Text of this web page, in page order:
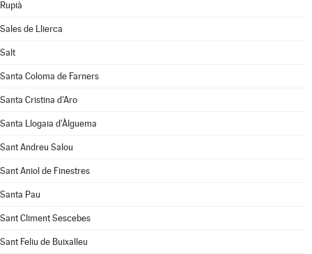
Rupià
Sales de Llierca
Salt
Santa Coloma de Farners
Santa Cristina d'Aro
Santa Llogaia d'Àlguema
Sant Andreu Salou
Sant Aniol de Finestres
Santa Pau
Sant Climent Sescebes
Sant Feliu de Buixalleu